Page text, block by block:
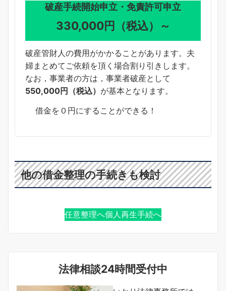
破産手続開始申立・免責許可申立
330,000円（税込）～
破産管財人の費用がかかることがあります。夫
婦まとめてご依頼を頂く場合割り引きします。
なお，事業者の方は，事業者破産として
550,000円（税込） が基本となります。
借金を０円にすることができる！
他の借金整理の手続きも検討
任意整理へ個人再生手続へ
法律相談24時間受付中